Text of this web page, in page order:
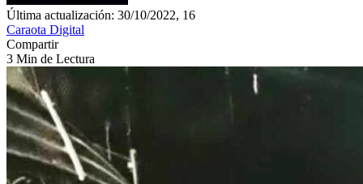
Última actualización: 30/10/2022, 16
Caraota Digital
Compartir
3 Min de Lectura